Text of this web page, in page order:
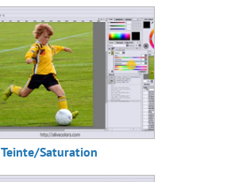
Teinte/Saturation